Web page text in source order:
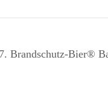
7. Brandschutz-Bier®